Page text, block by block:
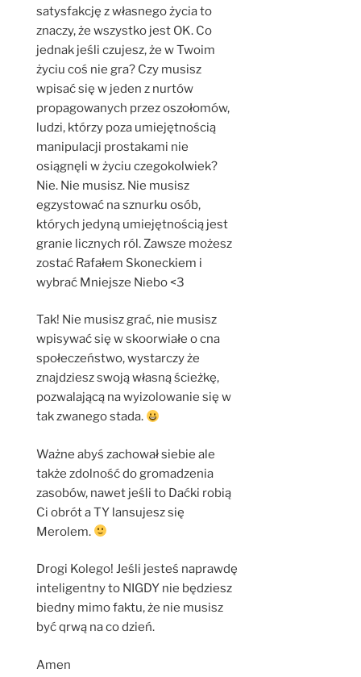
satysfakcję z własnego życia to
znaczy, że wszystko jest OK. Co
jednak jeśli czujesz, że w Twoim
życiu coś nie gra? Czy musisz
wpisać się w jeden z nurtów
propagowanych przez oszołomów,
ludzi, którzy poza umiejętnością
manipulacji prostakami nie
osiągnęli w życiu czegokolwiek?
Nie. Nie musisz. Nie musisz
egzystować na sznurku osób,
których jedyną umiejętnością jest
granie licznych ról. Zawsze możesz
zostać Rafałem Skoneckiem i
wybrać Mniejsze Niebo <3
Tak! Nie musisz grać, nie musisz
wpisywać się w skoorwiałe o cna
społeczeństwo, wystarczy że
znajdziesz swoją własną ścieżkę,
pozwalającą na wyizolowanie się w
tak zwanego stada.
Ważne abyś zachował siebie ale
także zdolność do gromadzenia
zasobów, nawet jeśli to Daćki robią
Ci obrót a TY lansujesz się
Merolem.
Drogi Kolego! Jeśli jesteś naprawdę
inteligentny to NIGDY nie będziesz
biedny mimo faktu, że nie musisz
być qrwą na co dzień.
Amen